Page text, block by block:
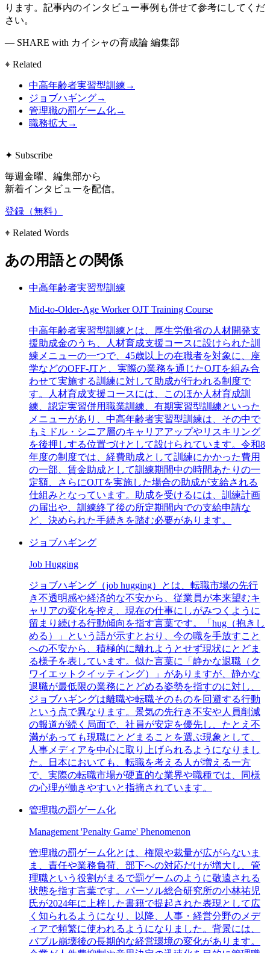
ります。記事内のインタビュー事例も併せて参考にしてくだ
さい。
— SHARE with カイシャの育成論 編集部
⌖ Related
中高年齢者実習型訓練 →
ジョブハギング→
管理職の罰ゲーム化→
職務拡大 →
✦ Subscribe
毎週金曜、編集部から
新着インタビューを配信。
登録（無料）
⌖ Related Words
あの用語との関係
中高年齢者実習型訓練
Mid-to-Older-Age Worker OJT Training Course
中高年齢者実習型訓練とは、厚生労働省の人材開発支
援助成金のうち、人材育成支援コースに設けられた訓
練メニューの一つで、45歳以上の在職者を対象に、座
学などのOFF-JTと、実際の業務を通じたOJTを組み合
わせて実施する訓練に対して助成が行われる制度で
す。人材育成支援コースには、このほか人材育成訓
練、認定実習併用職業訓練、有期実習型訓練といった
メニューがあり、中高年齢者実習型訓練は、その中で
もミドル・シニア層のキャリアアップやリスキリング
を後押しする位置づけとして設けられています。令和8
年度の制度では、経費助成として訓練にかかった費用
の一部、賃金助成として訓練期間中の時間あたりの一
定額、さらにOJTを実施した場合の助成が支給される
仕組みとなっています。助成を受けるには、訓練計画
の届出や、訓練終了後の所定期間内での支給申請な
ど、決められた手続きを踏む必要があります。
ジョブハギング
Job Hugging
ジョブハギング（job hugging）とは、転職市場の先行
き不透明感や経済的な不安から、従業員が本来望むキ
ャリアの変化を控え、現在の仕事にしがみつくように
留まり続ける行動傾向を指す言葉です。「hug（抱きし
める）」という語が示すとおり、今の職を手放すこと
への不安から、積極的に離れようとせず現状にとどま
る様子を表しています。似た言葉に「静かな退職（ク
ワイエットクイッティング）」がありますが、静かな
退職が最低限の業務にとどめる姿勢を指すのに対し、
ジョブハギングは離職や転職そのものを回避する行動
という点で異なります。景気の先行き不安や人員削減
の報道が続く局面で、社員が安定を優先し、たとえ不
満があっても現職にとどまることを選ぶ現象として、
人事メディアを中心に取り上げられるようになりまし
た。日本においても、転職を考える人が増える一方
で、実際の転職市場が硬直的な業界や職種では、同様
の心理が働きやすいと指摘されています。
管理職の罰ゲーム化
Management 'Penalty Game' Phenomenon
管理職の罰ゲーム化とは、権限や裁量が広がらないま
ま、責任や業務負荷、部下への対応だけが増大し、管
理職という役割がまるで罰ゲームのように敬遠される
状態を指す言葉です。パーソル総合研究所の小林祐児
氏が2024年に上梓した書籍で提起された表現として広
く知られるようになり、以降、人事・経営分野のメデ
ィアで頻繁に使われるようになりました。背景には、
バブル崩壊後の長期的な経営環境の変化があります。